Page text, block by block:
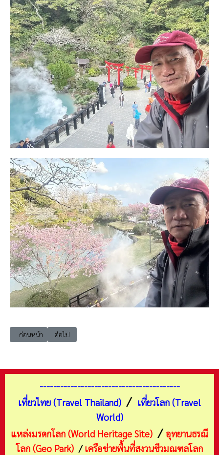
เนื้อหาก่อนหน้า: เที่ยวญี่ปุ่น โอซาก้า ศาลเจ้าเฮอัน (Heian Shrine)
ก่อนหน้า เนื้อหาถัดไป: เที่ยวญี่ปุ่น โออิตะ เมืองเบปปุ หอคอยเมือง
ต่อไป
-----------------------------------------
เที่ยวไทย (Travel Thailand) / เที่ยวโลก (Travel
World)
แหล่งมรดกโลก (World Heritage Site) /อุทยานธรณี
โลก (Geo Park) /เครือข่ายพื้นที่สงวนชีวมณฑลโลก